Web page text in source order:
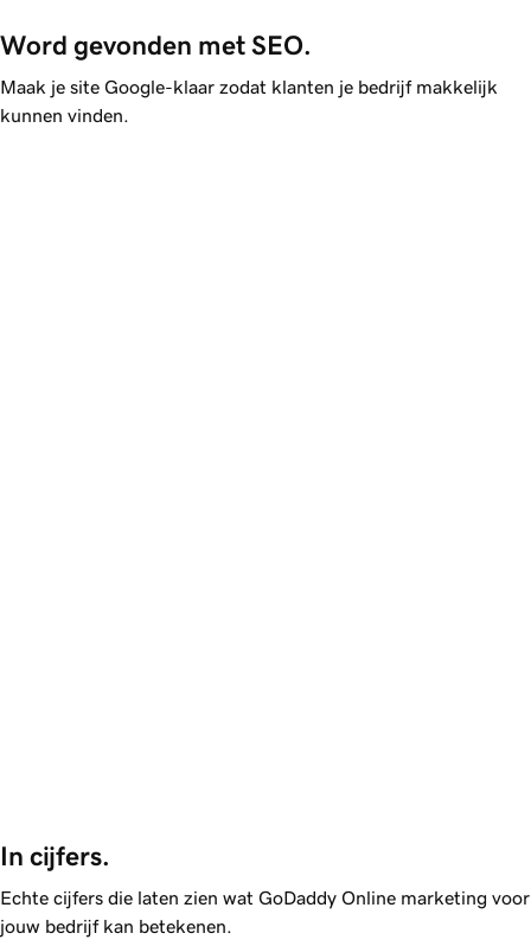
Word gevonden met SEO.
Maak je site Google-klaar zodat klanten je bedrijf makkelijk
kunnen vinden.
In cijfers.
Echte cijfers die laten zien wat GoDaddy Online marketing voor
jouw bedrijf kan betekenen.